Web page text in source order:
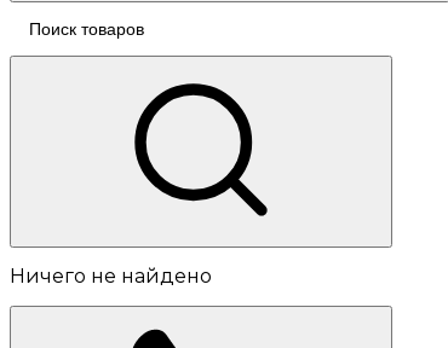
Ничего не найдено